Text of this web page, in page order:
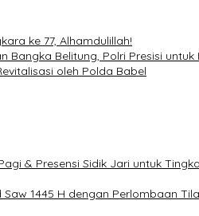
ke 77, Alhamdulillah!
Bangka Belitung, Polri Presisi untuk
oleh Polda Babel
& Presensi Sidik Jari untuk
1445 H dengan Perlombaan